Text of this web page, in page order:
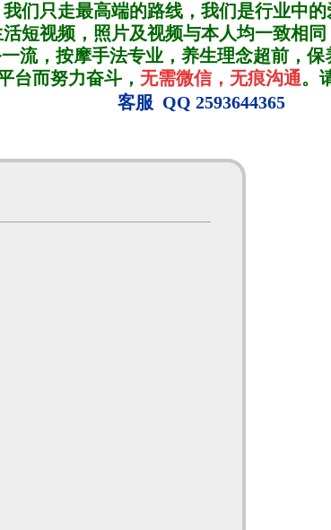
们只走最高端的路线，我们是行业中
短视频，照片及视频与本人均一致相
流，按摩手法专业，养生理念超前，
台而努力奋斗， 无需微信，无痕沟通。
客服 QQ 2593644365